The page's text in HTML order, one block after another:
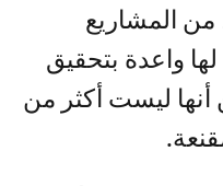
من المشاريع
لها واعدة بتحقيق
أنها ليست أكثر من